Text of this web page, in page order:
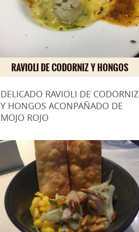
RAVIOLI DE CODORNIZ Y HONGOS
DELICADO RAVIOLI DE CODORNIZ
Y HONGOS ACONPAÑADO DE
MOJO ROJO